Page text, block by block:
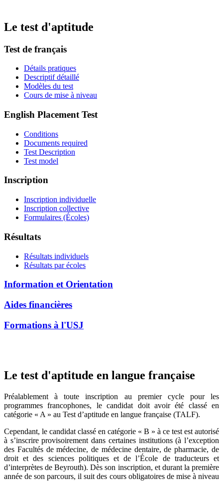
Le test d'aptitude
Test de français
Détails pratiques
Descriptif détaillé
Modèles du test
Cours de mise à niveau
English Placement Test
Conditions
Documents required
Test Description
Test model
Inscription
Inscription individuelle
Inscription collective
Formulaires (Écoles)
Résultats
Résultats individuels
Résultats par écoles
Information et Orientation
Aides financières
Formations à l'USJ
Le test d'aptitude en langue française
Préalablement à toute inscription au premier cycle pour les
programmes francophones, le candidat doit avoir été classé en
catégorie « A » au Test d’aptitude en langue française (TALF).
Cependant, le candidat classé en catégorie « B » à ce test est autorisé
à s’inscrire provisoirement dans certaines institutions (à l’exception
des Facultés de médecine, de médecine dentaire, de pharmacie, de
droit et des sciences politiques et de l’École de traducteurs et
d’interprètes de Beyrouth). Dès son inscription, et durant la première
année de son parcours, il suit des cours obligatoires de mise à niveau